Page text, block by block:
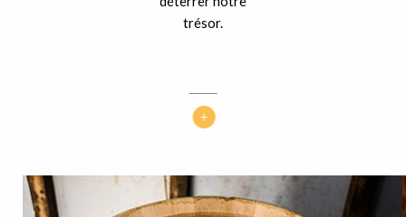
trésor.